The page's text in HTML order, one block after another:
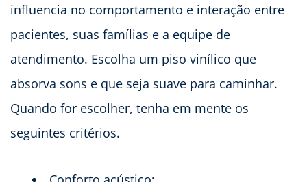
influencia no comportamento e interação entre
pacientes, suas famílias e a equipe de
atendimento. Escolha um piso vinílico que
absorva sons e que seja suave para caminhar.
Quando for escolher, tenha em mente os
seguintes critérios.